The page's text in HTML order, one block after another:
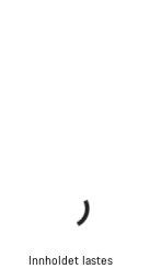
Innholdet lastes